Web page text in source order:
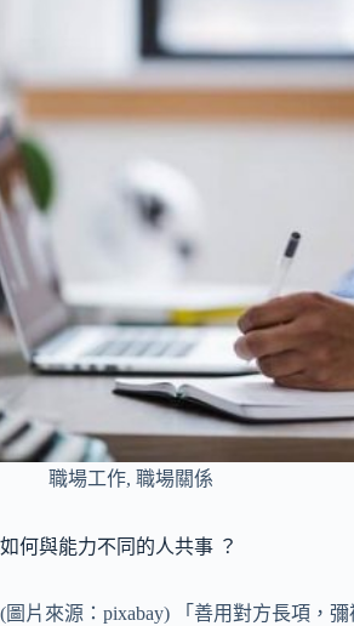
職場工作, 職場關係
如何與能力不同的人共事 ？
(圖片來源：pixabay) 「善用對方長項，